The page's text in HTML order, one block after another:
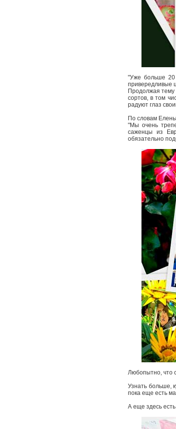
"Уже больше 20
привередливые
Продолжая тему
сортов, в том
радуют глаз
По словам
"Мы очень
саженцы из
обязательно
Любопытно, что
Узнать больше,
пока еще есть
А еще здесь есть